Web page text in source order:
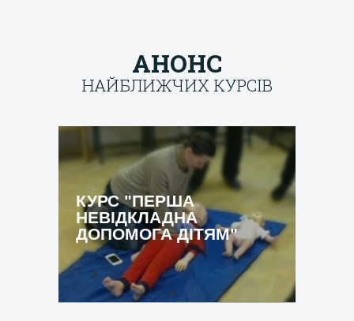
АНОНС
НАЙБЛИЖЧИХ КУРСІВ
[field_course_date]
КУРС "ПЕРША
НЕВІДКЛАДНА
ДОПОМОГА ДІТЯМ"